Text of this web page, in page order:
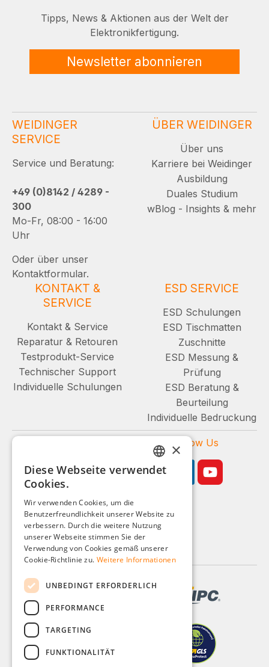
Tipps, News & Aktionen aus der Welt der
Elektronikfertigung.
Newsletter abonnieren
WEIDINGER
SERVICE
Service und Beratung:
+49 (0)8142 / 4289 -
300
Mo-Fr, 08:00 - 16:00
Uhr
Oder über unser
Kontaktformular.
ÜBER WEIDINGER
Über uns
Karriere bei Weidinger
Ausbildung
Duales Studium
wBlog - Insights & mehr
KONTAKT &
SERVICE
Kontakt & Service
Reparatur & Retouren
Testprodukt-Service
Technischer Support
Individuelle Schulungen
ESD SERVICE
ESD Schulungen
ESD Tischmatten
Zuschnitte
ESD Messung &
Prüfung
ESD Beratung &
Beurteilung
Individuelle Bedruckung
Follow Us
Geschäftskunden-Shop
Alle Preise zzgl. MwSt.
GERMAN
FRENCH
DUTCH
×
Diese Webseite verwendet
Cookies.
Wir verwenden Cookies, um die
Benutzerfreundlichkeit unserer Website zu
verbessern. Durch die weitere Nutzung
unserer Webseite stimmen Sie der
Verwendung von Cookies gemäß unserer
Cookie-Richtlinie zu. Weitere Informationen
UNBEDINGT ERFORDERLICH
PERFORMANCE
TARGETING
FUNKTIONALITÄT